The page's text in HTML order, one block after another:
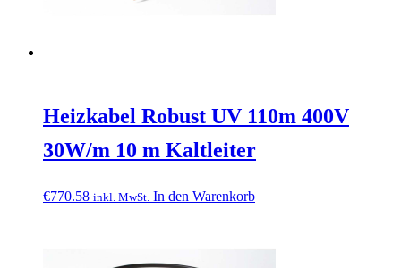
Heizkabel Robust UV 110m 400V
30W/m 10 m Kaltleiter
€770.58 inkl. MwSt. In den Warenkorb